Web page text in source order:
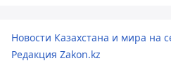
Новости Казахстана и мира на
Редакция Zakon.kz